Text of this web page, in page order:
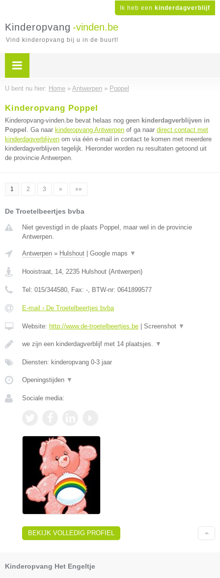
Ik heb een kinderdagverblijf
Kinderopvang -vinden.be
Vind kinderopvang bij u in de buurt!
U bent nu hier: Home » Antwerpen » Poppel
Kinderopvang Poppel
Kinderopvang-vinden.be bevat helaas nog geen kinderdagverblijven in
Poppel . Ga naar kinderopvang Antwerpen of ga naar direct contact met
kinderdagverblijven om via één e-mail in contact te komen met meerdere
kinderdagverblijven tegelijk. Hieronder worden nu resultaten getoond uit
de provincie Antwerpen.
1 2 3 » »»
De Troetelbeertjes bvba
Niet gevestigd in de plaats Poppel, maar wel in de provincie
Antwerpen.
Antwerpen » Hulshout Google maps ▼
Hooistraat, 14, 2235 Hulshout (Antwerpen)
Tel: 015/344580, Fax: -, BTW-nr: 0641899577
E-mail › De Troetelbeertjes bvba
Website: http://www.de-troetelbeertjes.be Screenshot ▼
we zijn een kinderdagverblijf met 14 plaatsjes. ▼
Diensten: kinderopvang 0-3 jaar
Openingstijden ▼
Sociale media:
BEKIJK VOLLEDIG PROFIEL
Kinderopvang Het Engeltje